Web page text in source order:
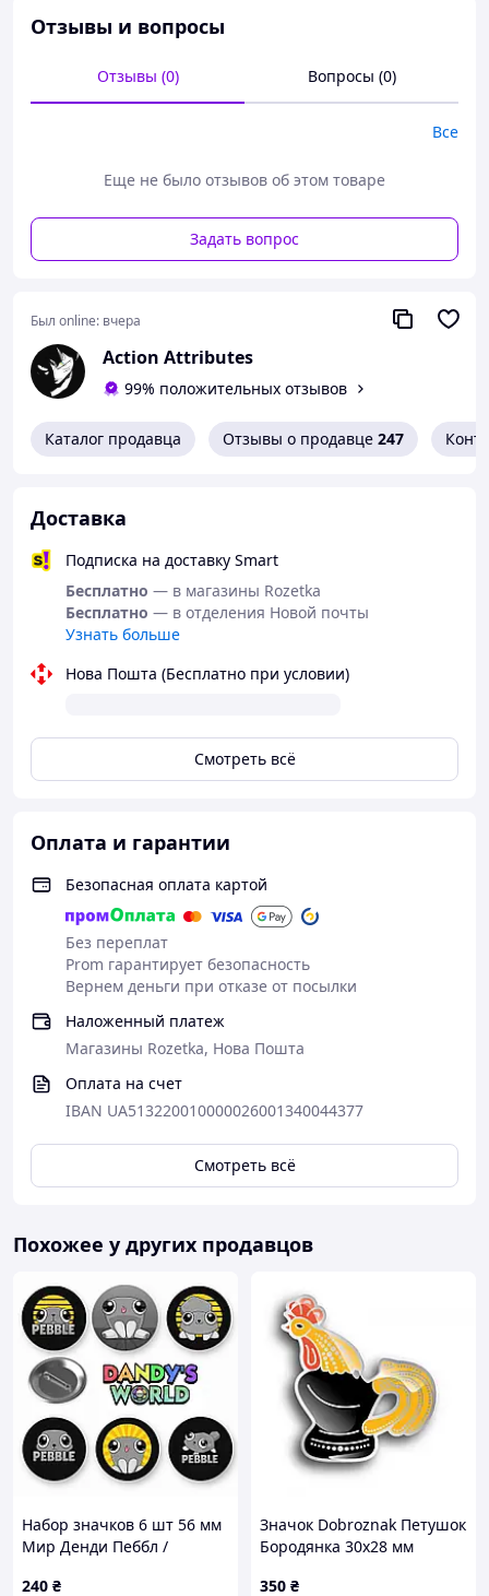
или даже головные уборы, создавая уникальный и
Способ применения максимально простой: на
обратной стороне значка расположен металлический
фиксатор (булавка или зажим), с помощью которого он
материал и зафиксировать застёжку с внутренней
стороны. При необходимости значок можно быстро
снять или переместить на другое место. Это удобный и
доступный способ обновить стиль без кардинальных
изменений гардероба.
диаметр 58 мм;
материал: металл + пластик;
покрітие: глянцевое;
Отзывы и вопросы
Отзывы (0) Вопросы (0)
Все
Еще не было отзывов об этом товаре
Задать вопрос
Был online: вчера
Action Attributes
99% положительных отзывов
Каталог продавца Отзывы о продавце 247
Доставка
Подписка на доставку Smart
Бесплатно — в магазины Rozetka
Бесплатно — в отделения Новой почты
Узнать больше
Нова Пошта (Бесплатно при условии)
Смотреть всё
Оплата и гарантии
Безопасная оплата картой
Без переплат
Prom гарантирует безопасность
Вернем деньги при отказе от посылки
Наложенный платеж
Магазины Rozetka, Нова Пошта
Оплата на счет
IBAN UA513220010000026001340044377
Смотреть всё
Похожее у других продавцов
Набор значков 6 шт 56 мм
Мир Денди Пеббл /
240 ₴
Значок Dobroznak Петушок
Бородянка 30х28 мм
350 ₴